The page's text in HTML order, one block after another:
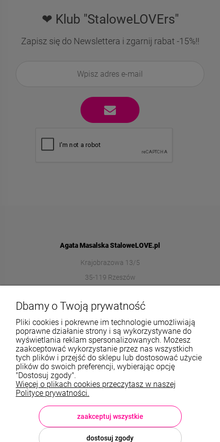
❤ Klub "StaloweLOVErs"
Zapisz się do Newslettera i zgarnij rabat -15%!!
Agata Masalska StaloweLOVE.pl
Krajobrazowa 13/5
35-119 Rzeszów
572989669
Informacje
O nas
TWOJE KONTO
Sklep: StaloweLOVE, Krajobrazowa 13/5, 35-119 Rzeszów, woj.
podkarpackie, NIP: 8133612433, tel.:572 989 669
sklep@stalowelove.com.pl
Dbamy o Twoją prywatność
Pliki cookies i pokrewne im technologie umożliwiają
poprawne działanie strony i są wykorzystywane do
wyświetlania reklam spersonalizowanych. Możesz
zaakceptować wykorzystanie przez nas wszystkich
tych plików i przejść do sklepu lub dostosować użycie
plików do swoich preferencji, wybierając opcję
"Dostosuj zgody".
Więcej o plikach cookies przeczytasz w naszej
Polityce prywatności.
dostosuj zgody
zaakceptuj wszystkie